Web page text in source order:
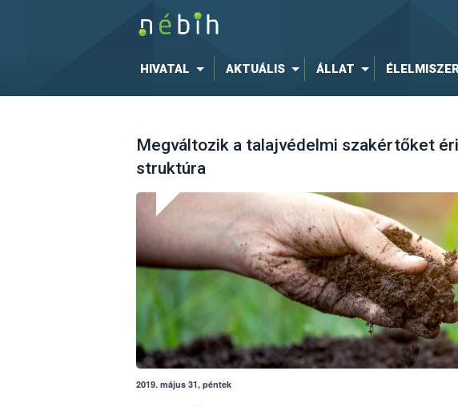
HIVATAL AKTUÁLIS ÁLLAT
Megváltozik a talajvédelmi szakértőket
struktúra
2019. május 31, péntek